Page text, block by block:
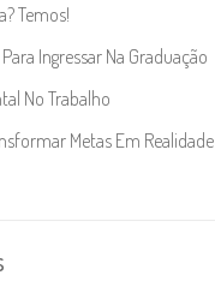
Temos!
Ingressar Na Graduação
No Trabalho
Metas Em Realidade